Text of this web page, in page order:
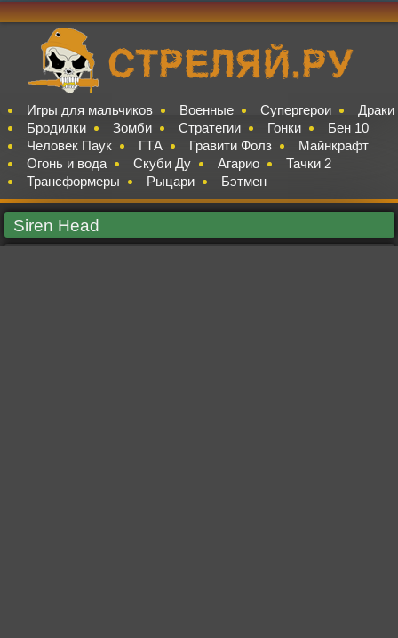
Игры для мальчиков Военные Супергерои
Драки
Бродилки
Зомби Стратегии Гонки
Бен 10
Человек Паук
ГТА Гравити Фолз
Майнкрафт
Огонь и вода
Скуби Ду Агарио
Тачки 2
Трансформеры
Рыцари Бэтмен
Siren Head